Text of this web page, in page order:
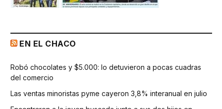
EN EL CHACO
Robó chocolates y $5.000: lo detuvieron a pocas cuadras
del comercio
Las ventas minoristas pyme cayeron 3,8% interanual en julio